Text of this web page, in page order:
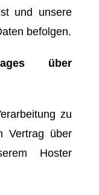
und unsere
befolgen.
über
zu
Vertrag über
Hoster